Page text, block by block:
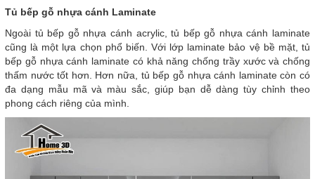
Tủ bếp gỗ nhựa cánh Laminate
Ngoài tủ bếp gỗ nhựa cánh acrylic, tủ bếp gỗ nhựa cánh laminate
cũng là một lựa chọn phổ biến. Với lớp laminate bảo vệ bề mặt, tủ
bếp gỗ nhựa cánh laminate có khả năng chống trầy xước và chống
thấm nước tốt hơn. Hơn nữa, tủ bếp gỗ nhựa cánh laminate còn có
đa dạng mẫu mã và màu sắc, giúp bạn dễ dàng tùy chỉnh theo
phong cách riêng của mình.